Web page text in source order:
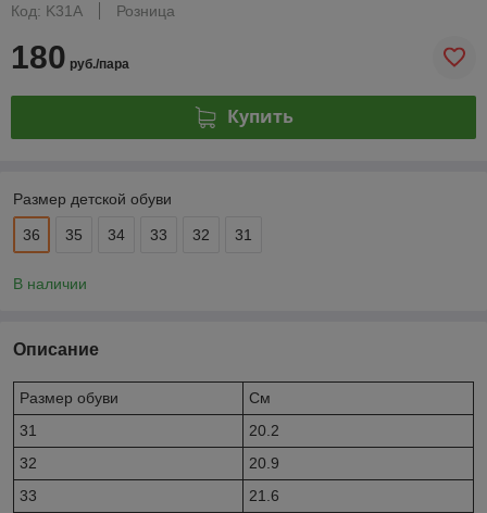
Код: K31A
Розница
180 руб./пара
Купить
Размер детской обуви
36 35 34 33 32 31
В наличии
Описание
Размер обуви
Cм
31
20.2
32
20.9
33
21.6